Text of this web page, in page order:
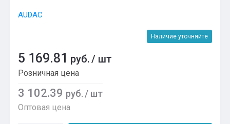
AUDAC
Наличие уточняйте
5 169.81 руб./ шт
Розничная цена
3 102.39 руб. / шт
Оптовая цена